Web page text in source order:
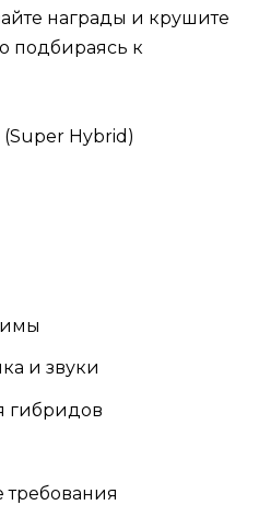
награды и крушите
подбираясь к
и звуки
гибридов